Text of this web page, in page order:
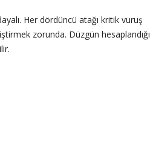
Her dördüncü atağı kritik vuruş
zorunda. Düzgün hesaplandığı